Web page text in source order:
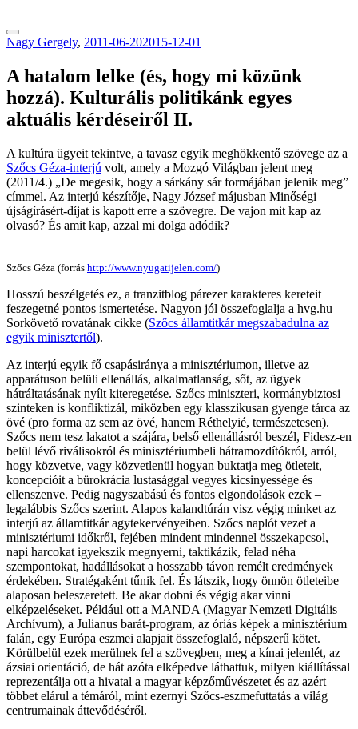
Nagy Gergely, 2011-06-202015-12-01
A hatalom lelke (és, hogy mi közünk
hozzá). Kulturális politikánk egyes
aktuális kérdéseiről II.
A kultúra ügyeit tekintve, a tavasz egyik meghökkentő szövege az a
Szőcs Géza-interjú volt, amely a Mozgó Világban jelent meg
(2011/4.) „De megesik, hogy a sárkány sár formájában jelenik meg”
címmel. Az interjú készítője, Nagy József májusban Minőségi
újságírásért-díjat is kapott erre a szövegre. De vajon mit kap az
olvasó? És amit kap, azzal mi dolga adódik?
Szőcs Géza (forrás http://www.nyugatijelen.com/)
Hosszú beszélgetés ez, a tranzitblog párezer karakteres kereteit
feszegetné pontos ismertetése. Nagyon jól összefoglalja a hvg.hu
Sorkövető rovatának cikke (Szőcs államtitkár megszabadulna az
egyik minisztertől).
Az interjú egyik fő csapásiránya a minisztériumon, illetve az
apparátuson belüli ellenállás, alkalmatlanság, sőt, az ügyek
hátráltatásának nyílt kiteregetése. Szőcs miniszteri, kormánybiztosi
szinteken is konfliktizál, miközben egy klasszikusan gyenge tárca az
övé (pro forma az sem az övé, hanem Réthelyié, természetesen).
Szőcs nem tesz lakatot a szájára, belső ellenállásról beszél, Fidesz-en
belül lévő riválisokról és minisztériumbeli hátramozdítókról, arról,
hogy közvetve, vagy közvetlenül hogyan buktatja meg ötleteit,
koncepcióit a bürokrácia lustasággal vegyes kicsinyessége és
ellenszenve. Pedig nagyszabású és fontos elgondolások ezek –
legalábbis Szőcs szerint. Alapos kalandtúrán visz végig minket az
interjú az államtitkár agytekervényeiben. Szőcs naplót vezet a
minisztériumi időkről, fejében mindent mindennel összekapcsol,
napi harcokat igyekszik megnyerni, taktikázik, felad néha
szempontokat, hadállásokat a hosszabb távon remélt eredmények
érdekében. Stratégaként tűnik fel. És látszik, hogy önnön ötleteibe
alaposan beleszeretett. Be akar dobni és végig akar vinni
elképzeléseket. Például ott a MANDA (Magyar Nemzeti Digitális
Archívum), a Julianus barát-program, az óriás képek a minisztérium
falán, egy Európa eszmei alapjait összefoglaló, népszerű kötet.
Körülbelül ezek merülnek fel a szövegben, meg a kínai jelenlét, az
ázsiai orientáció, de hát azóta elképedve láthattuk, milyen kiállítással
reprezentálja ott a hivatal a magyar képzőművészetet és az azért
többet elárul a témáról, mint ezernyi Szőcs-eszmefuttatás a világ
centrumainak áttevődéséről.